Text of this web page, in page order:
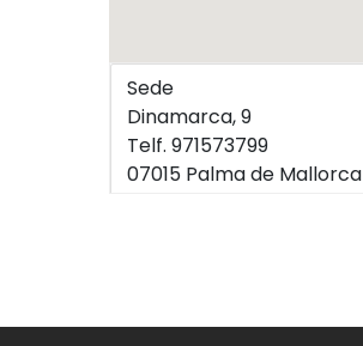
Sede
Dinamarca, 9
Telf. 971573799
07015 Palma de Mallorca